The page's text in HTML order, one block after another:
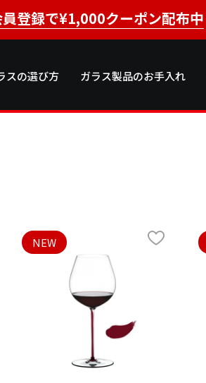
登録で¥1,000クーポン配布中
スの選び方 ガラス製品のお手入れ
NEW